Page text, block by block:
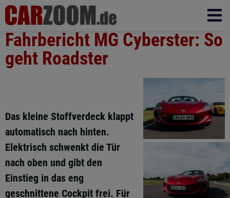
Fahrbericht MG Cyberster: So
geht Roadster
Das kleine Stoffverdeck klappt
automatisch nach hinten.
Elektrisch schwenkt die Tür
nach oben und gibt den
Einstieg in das eng
geschnittene Cockpit frei. Für